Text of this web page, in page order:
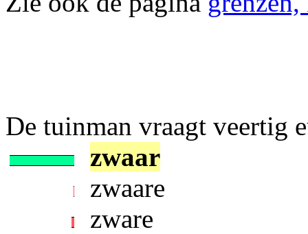
De tuinman vraagt veertig
zwaar
zwaare
zware